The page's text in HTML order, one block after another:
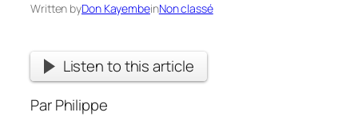
Written byDon KayembeinNon classé
Listen to this article
Par Philippe